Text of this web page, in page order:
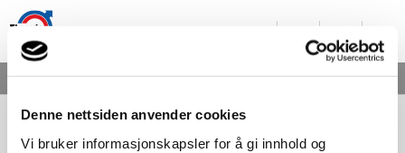
Denne nettsiden anvender cookies
Vi bruker informasjonskapsler for å gi innhold og
CURRENT:
FDV-TEKSTER
FDV-tekster